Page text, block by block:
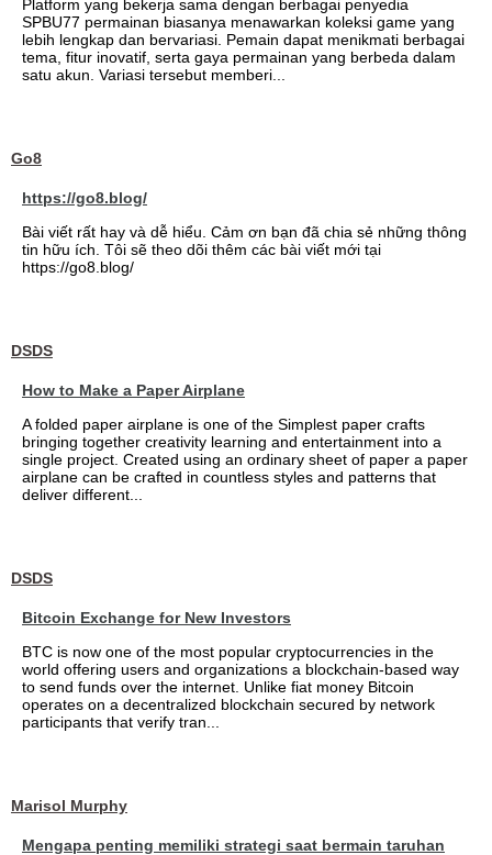
Platform yang bekerja sama dengan berbagai penyedia
SPBU77 permainan biasanya menawarkan koleksi game yang
lebih lengkap dan bervariasi. Pemain dapat menikmati berbagai
tema, fitur inovatif, serta gaya permainan yang berbeda dalam
satu akun. Variasi tersebut memberi...
Go8
https://go8.blog/
Bài viết rất hay và dễ hiểu. Cảm ơn bạn đã chia sẻ những thông
tin hữu ích. Tôi sẽ theo dõi thêm các bài viết mới tại
https://go8.blog/
DSDS
How to Make a Paper Airplane
A folded paper airplane is one of the Simplest paper crafts
bringing together creativity learning and entertainment into a
single project. Created using an ordinary sheet of paper a paper
airplane can be crafted in countless styles and patterns that
deliver different...
DSDS
Bitcoin Exchange for New Investors
BTC is now one of the most popular cryptocurrencies in the
world offering users and organizations a blockchain-based way
to send funds over the internet. Unlike fiat money Bitcoin
operates on a decentralized blockchain secured by network
participants that verify tran...
Marisol Murphy
Mengapa penting memiliki strategi saat bermain taruhan